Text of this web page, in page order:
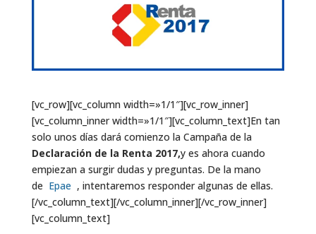
[vc_row][vc_column width=»1/1″][vc_row_inner]
[vc_column_inner width=»1/1″][vc_column_text]En tan
solo unos días dará comienzo la Campaña de la
Declaración de la Renta 2017,y es ahora cuando
empiezan a surgir dudas y preguntas. De la mano
de Epae , intentaremos responder algunas de ellas.
[/vc_column_text][/vc_column_inner][/vc_row_inner]
[vc_column_text]